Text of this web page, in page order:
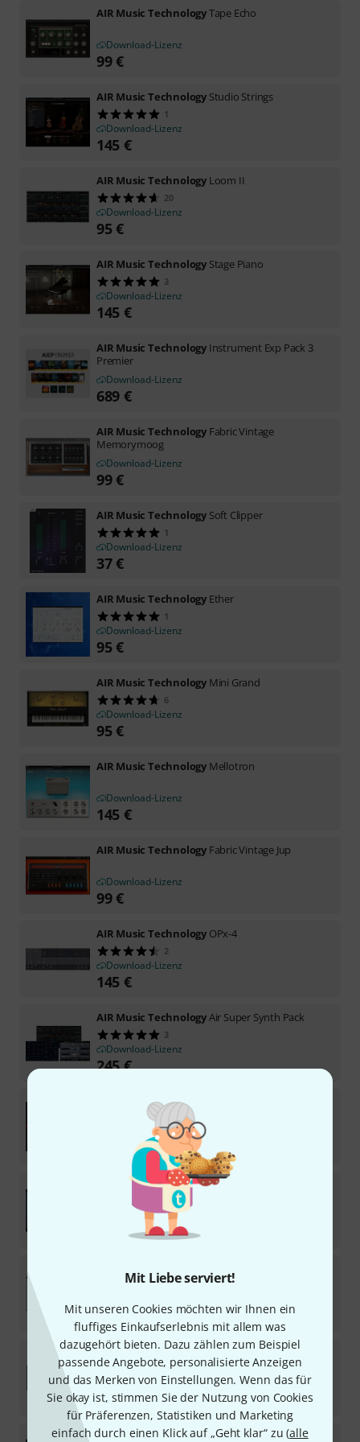
Mit Liebe serviert!
Mit unseren Cookies möchten wir Ihnen ein
fluffiges Einkaufserlebnis mit allem was
dazugehört bieten. Dazu zählen zum Beispiel
passende Angebote, personalisierte Anzeigen
und das Merken von Einstellungen. Wenn das für
Sie okay ist, stimmen Sie der Nutzung von Cookies
für Präferenzen, Statistiken und Marketing
einfach durch einen Klick auf „Geht klar“ zu (alle
AIR Music TechnologyTape Echo
Download-Lizenz
99€
AIR Music Technology Studio Strings
1
Download-Lizenz
145 €
AIR Music Technology Loom II
20
Download-Lizenz
95€
AIR Music Technology Stage Piano
3
Download-Lizenz
145 €
AIR Music Technology Instrument Exp Pack 3
Premier
Download-Lizenz
689 €
AIR Music Technology Fabric Vintage
Memorymoog
Download-Lizenz
99€
AIR Music Technology Soft Clipper
1
Download-Lizenz
37€
AIR Music Technology Ether
1
Download-Lizenz
95€
AIR Music Technology Mini Grand
6
Download-Lizenz
95€
AIR Music Technology Mellotron
Download-Lizenz
145 €
AIR Music Technology Fabric Vintage Jup
Download-Lizenz
99€
AIR Music Technology OPx-4
2
Download-Lizenz
145 €
AIR Music TechnologyAir Super Synth Pack
3
Download-Lizenz
245€
AIR Music Technology
Download-Lizenz
AIR Music TechnologyHybrid 3
66
Download-Lizenz
95€
AIR Music Technology Creative FX Collection Plus
9
Download-Lizenz
195 €
AIR Music Technology Hype